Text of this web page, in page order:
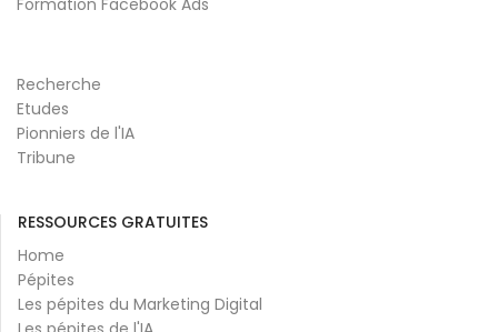
Formation Facebook Ads
Recherche
Etudes
Pionniers de l'IA
Tribune
RESSOURCES GRATUITES
Home
Pépites
Les pépites du Marketing Digital